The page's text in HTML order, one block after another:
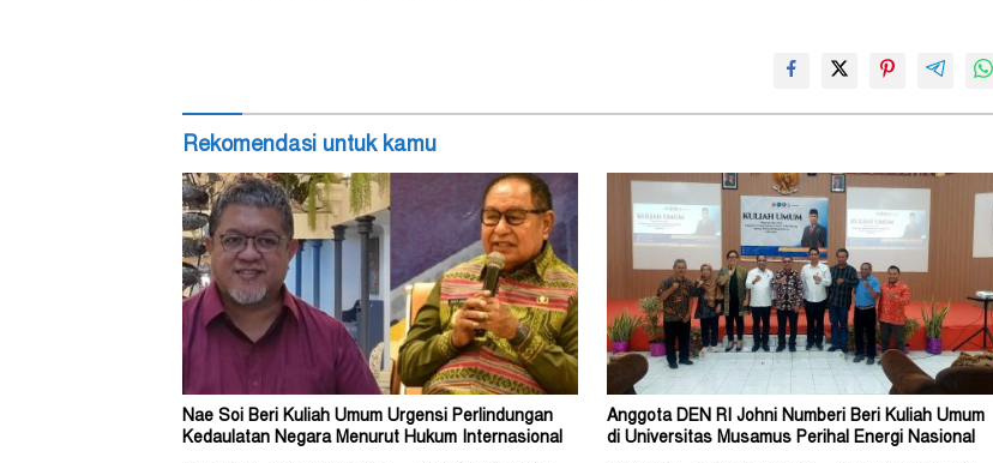
Rekomendasi untuk kamu
Nae Soi Beri Kuliah Umum Urgensi Perlindungan
Kedaulatan Negara Menurut Hukum Internasional
Anggota DEN RI Johni Numberi Beri Kuliah Umum
di Universitas Musamus Perihal Energi Nasional